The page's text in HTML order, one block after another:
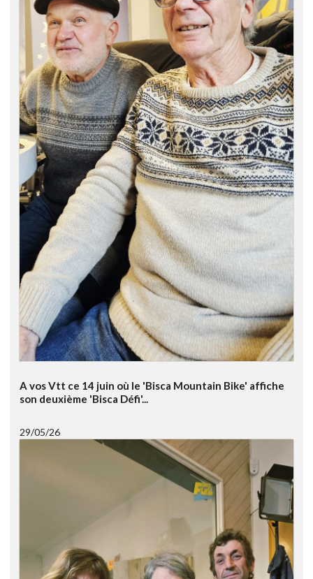
A vos Vtt ce 14 juin où le 'Bisca Mountain Bike' affiche
son deuxième 'Bisca Défi'...
29/05/26